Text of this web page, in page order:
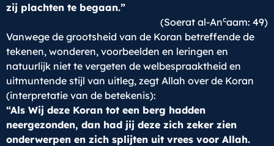
zij plachten te begaan.”
(Soerat al-Ancaam: 49)
Vanwege de grootsheid van de Koran betreffende de
tekenen, wonderen, voorbeelden en leringen en
natuurlijk niet te vergeten de welbespraaktheid en
uitmuntende stijl van uitleg, zegt Allah over de Koran
(interpretatie van de betekenis):
“Als Wij deze Koran tot een berg hadden
neergezonden, dan had jij deze zich zeker zien
onderwerpen en zich splijten uit vrees voor Allah.